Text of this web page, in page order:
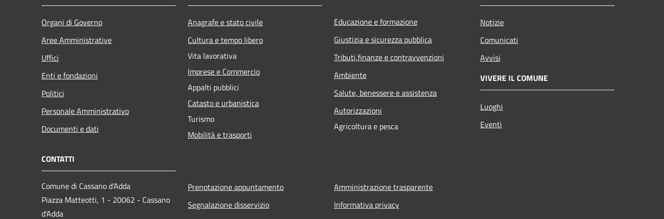
Organi di Governo
Aree Amministrative
Uffici
Enti e fondazioni
Politici
Personale Amministrativo
Documenti e dati
Anagrafe e stato civile
Cultura e tempo libero
Vita lavorativa
Imprese e Commercio
Appalti pubblici
Catasto e urbanistica
Turismo
Mobilità e trasporti
Educazione e formazione
Giustizia e sicurezza pubblica
Tributi,finanze e contravvenzioni
Ambiente
Salute, benessere e assistenza
Autorizzazioni
Agricoltura e pesca
Notizie
Comunicati
Avvisi
VIVERE IL COMUNE
Luoghi
Eventi
CONTATTI
Comune di Cassano d'Adda
Piazza Matteotti, 1 - 20062 - Cassano
d'Adda
Prenotazione appuntamento
Segnalazione disservizio
Amministrazione trasparente
Informativa privacy